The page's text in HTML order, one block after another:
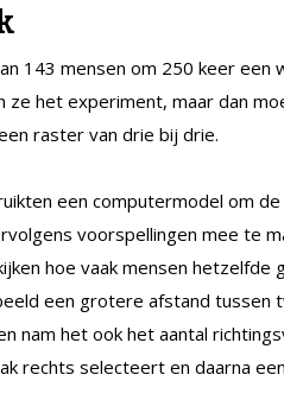
143 mensen om 250 keer een
ze het experiment, maar dan
raster van drie bij drie.
een computermodel om
voorspellingen mee te
hoe vaak mensen hetzelfde
een grotere afstand tussen
nam het ook het aantal
rechts selecteert en daarna